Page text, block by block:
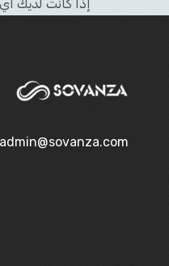
إذا كانت لديك
admin@sovanza.com